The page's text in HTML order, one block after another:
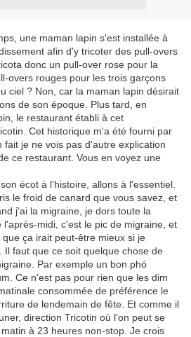
une maman lapin s'est installée à
afin d'y tricoter des pull-overs
donc un pull-over rose pour la
overs rouges pour les trois garçons
ciel ? Non, car la maman lapin désirait
de son époque. Plus tard, en
le restaurant établi à cet
Cet historique m'a été fourni par
fait je ne vois pas d'autre explication
ce restaurant. Vous en voyez une
écot à l'histoire, allons à l'essentiel.
le froid de canard que vous savez, et
j'ai la migraine, je dors toute la
l'après-midi, c'est le pic de migraine, et
ça irait peut-être mieux si je
Il faut que ce soit quelque chose de
Par exemple un bon phó
Ce n'est pas pour rien que les dim
consommée de préférence le
de lendemain de fête. Et comme il
direction Tricotin où l'on peut se
à 23 heures non-stop. Je crois